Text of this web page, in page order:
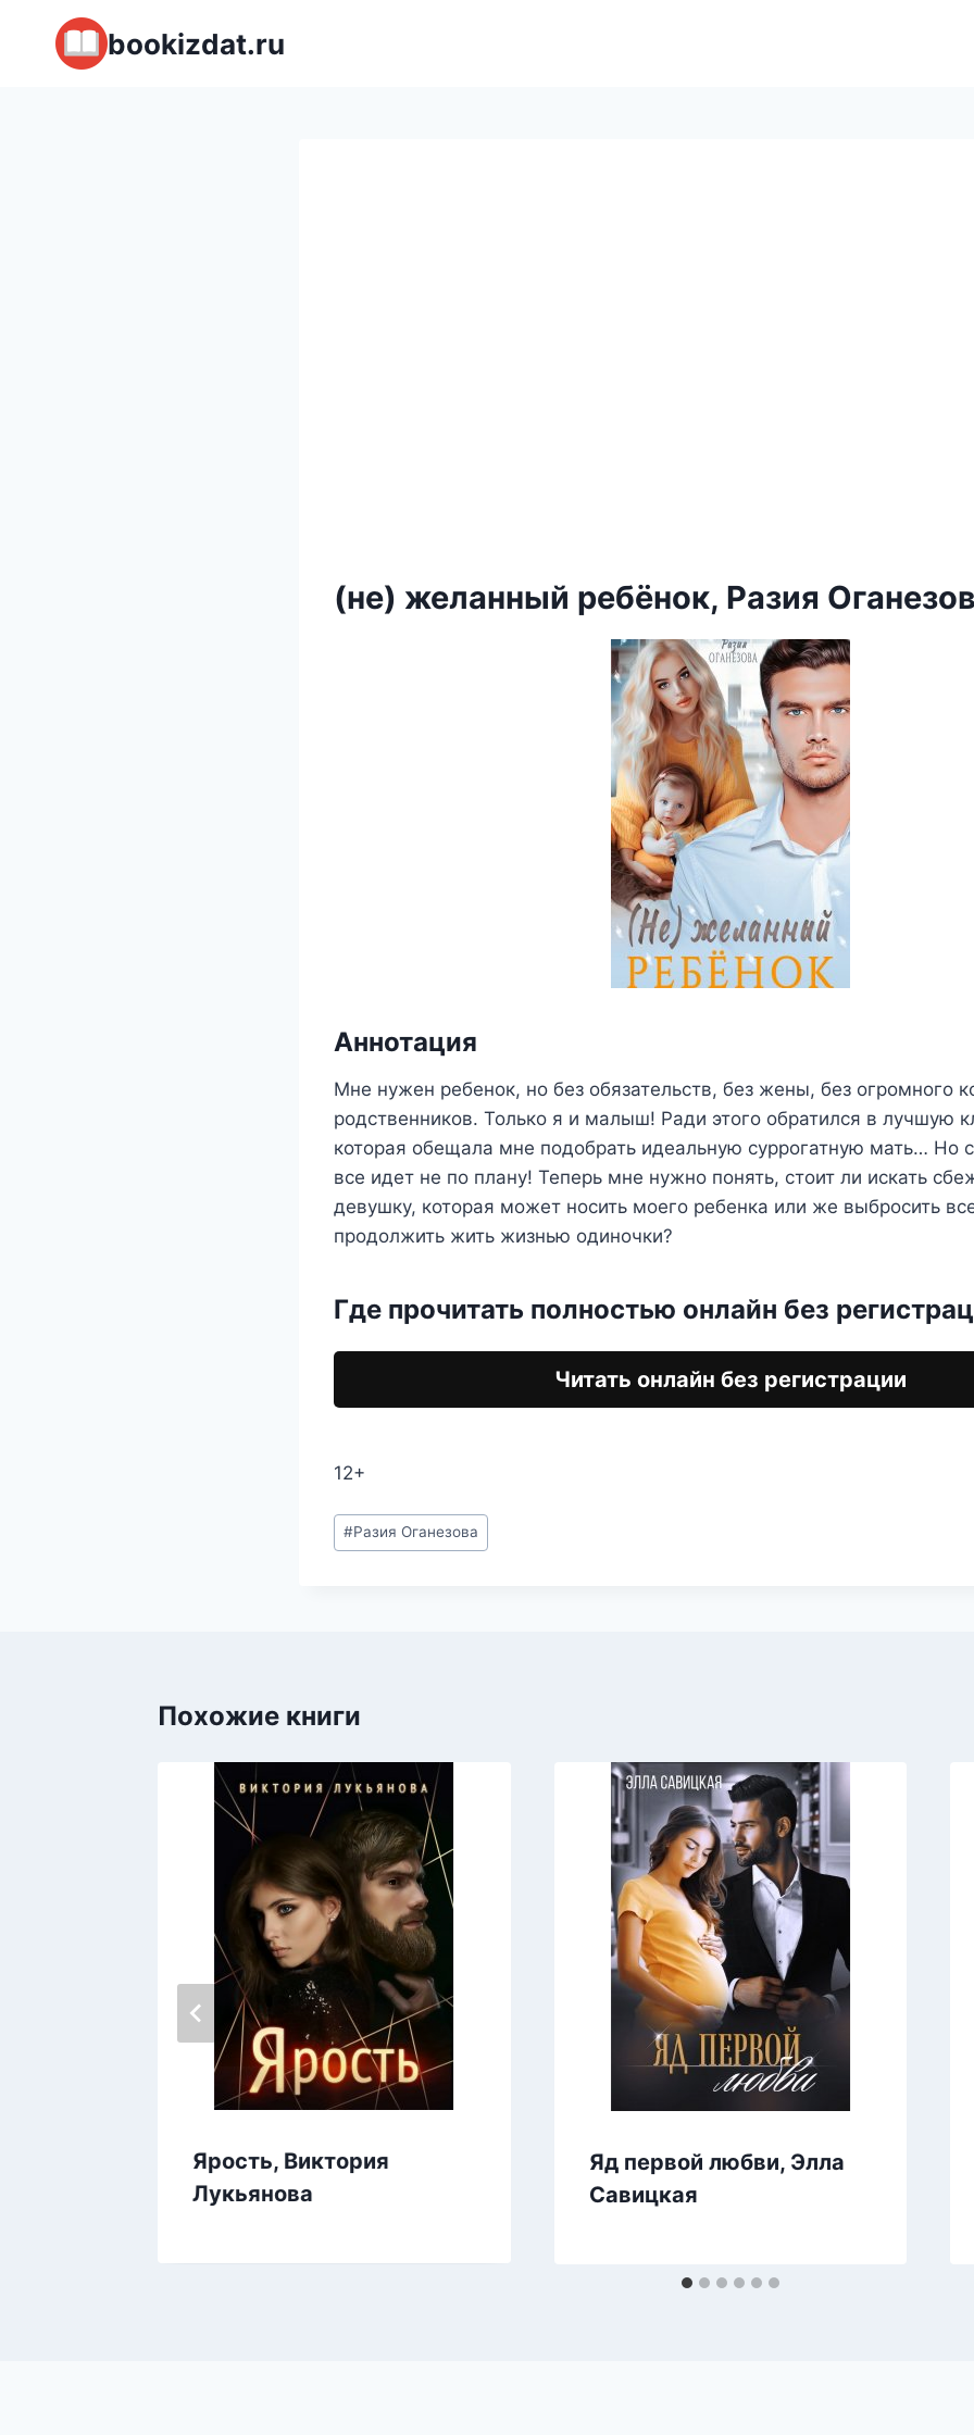
Перейти
содержимому
bookizdat.ru
(не) желанный ребёнок, Разия
Аннотация
Мне нужен ребенок, но без обязательств, без жены, без огромного
родственников. Только я и малыш! Ради этого обратился в лучшую
которая обещала мне подобрать идеальную суррогатную мать… Но
все идет не по плану! Теперь мне нужно понять, стоит ли искать
девушку, которая может носить моего ребенка или же выбросить
продолжить жить жизнью одиночки?
Где прочитать полностью онлайн без
Читать онлайн без регистрации
12+
Метки
записи:
#Разия Оганезова
Похожие книги
Ярость, Виктория
Лукьянова
Яд первой любви, Элла
Савицкая